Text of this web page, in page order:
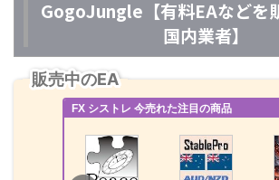
GogoJungle【有料EAなどを
国内業者】
販売中のEA